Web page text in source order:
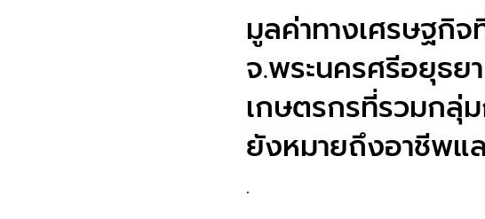
มูลค่าทางเศรษฐกิ
จ.พระนครศรีอยุธย
เกษตรกรที่รวมกลุ่
ยังหมายถึงอาชีพแ
.